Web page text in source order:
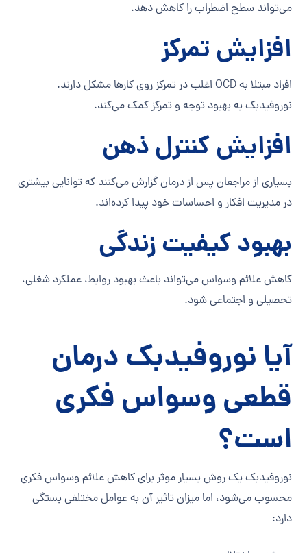
می‌تواند سطح اضطراب را کاهش دهد.
افزایش تمرکز
افراد مبتلا به OCD اغلب در تمرکز روی کارها مشکل دارند.
نوروفیدبک به بهبود توجه و تمرکز کمک می‌کند.
افزایش کنترل ذهن
بسیاری از مراجعان پس از درمان گزارش می‌کنند که توانایی بیشتری
در مدیریت افکار و احساسات خود پیدا کرده‌اند.
بهبود کیفیت زندگی
کاهش علائم وسواس می‌تواند باعث بهبود روابط، عملکرد شغلی،
تحصیلی و اجتماعی شود.
آیا نوروفیدبک درمان
قطعی وسواس فکری
است؟
نوروفیدبک یک روش بسیار موثر برای کاهش علائم وسواس فکری
محسوب می‌شود، اما میزان تاثیر آن به عوامل مختلفی بستگی
دارد: